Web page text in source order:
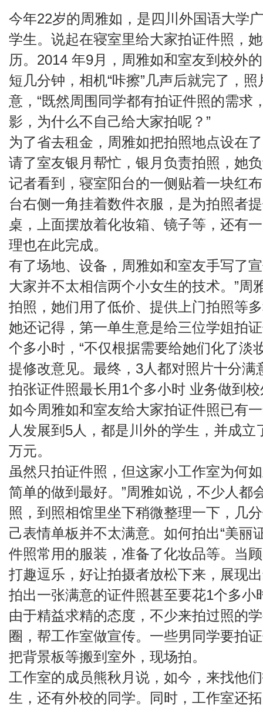
今年22岁的周雅如，是四川外国语大学
学生。说起在寝室里给大家拍证件照，
历。2014 年9月，周雅如和室友到校外
短几分钟，相机“咔擦”几声后就完了，
意，“既然周围同学都有拍证件照的需求
影，为什么不自己给大家拍呢？”
为了省去租金，周雅如把拍照地点设在
请了室友银月帮忙，银月负责拍照，她
记者看到，寝室阳台的一侧贴着一块红
台右侧一角挂着数件衣服，是为拍照者
桌，上面摆放着化妆箱、镜子等，还有
理也在此完成。
有了场地、设备，周雅如和室友手写了
大家并不太相信两个小女生的技术。”周
拍照，她们用了低价、提供上门拍照等多
她还记得，第一单生意是给三位学姐拍
个多小时，“不仅根据需要给她们化了淡
提修改意见。最终，3人都对照片十分满
拍张证件照最长用1个多小时 业务做到
如今周雅如和室友给大家拍证件照已有
人发展到5人，都是川外的学生，并成
万元。
虽然只拍证件照，但这家小工作室为何
简单的做到最好。”周雅如说，不少人都
照，到照相馆里坐下稍微整理一下，几
己表情单板并不太满意。如何拍出“美丽
件照常用的服装，准备了化妆品等。当
打趣逗乐，好让拍摄者放松下来，展现
拍出一张满意的证件照甚至要花1个多小
由于精益求精的态度，不少来拍过照的
圈，帮工作室做宣传。一些男同学要拍
把背景板等搬到室外，现场拍。
工作室的成员熊秋月说，如今，来找他
生，还有外校的同学。同时，工作室还